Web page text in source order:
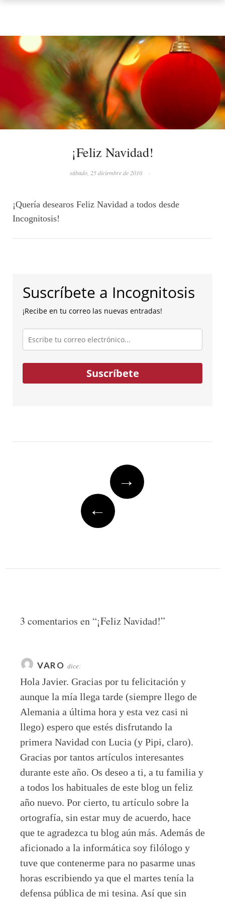
¡Feliz Navidad!
sábado, 25 diciembre de 2010 ·
¡Quería desearos Feliz Navidad a todos desde
Incognitosis!
Suscríbete a Incognitosis
¡Recibe en tu correo las nuevas entradas!
Escribe
tu
correo
electrónico...
Suscríbete
→
←
3 comentarios en “¡Feliz Navidad!”
VARO dice:
Hola Javier. Gracias por tu felicitación y
aunque la mía llega tarde (siempre llego de
Alemania a última hora y esta vez casi ni
llego) espero que estés disfrutando la
primera Navidad con Lucia (y Pipi, claro).
Gracias por tantos artículos interesantes
durante este año. Os deseo a ti, a tu familia y
a todos los habituales de este blog un feliz
año nuevo. Por cierto, tu artículo sobre la
ortografía, sin estar muy de acuerdo, hace
que te agradezca tu blog aún más. Además de
aficionado a la informática soy filólogo y
tuve que contenerme para no pasarme unas
horas escribiendo ya que el martes tenía la
defensa pública de mi tesina. Así que sin